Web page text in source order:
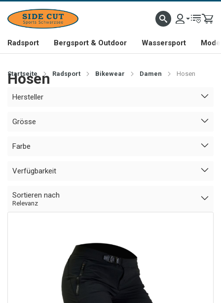
Radsport Bergsport & Outdoor Wassersport
Startseite Radsport Bikewear Damen Hosen
Hosen
Hersteller
Grösse
Farbe
Verfügbarkeit
Sortieren nach
Relevanz